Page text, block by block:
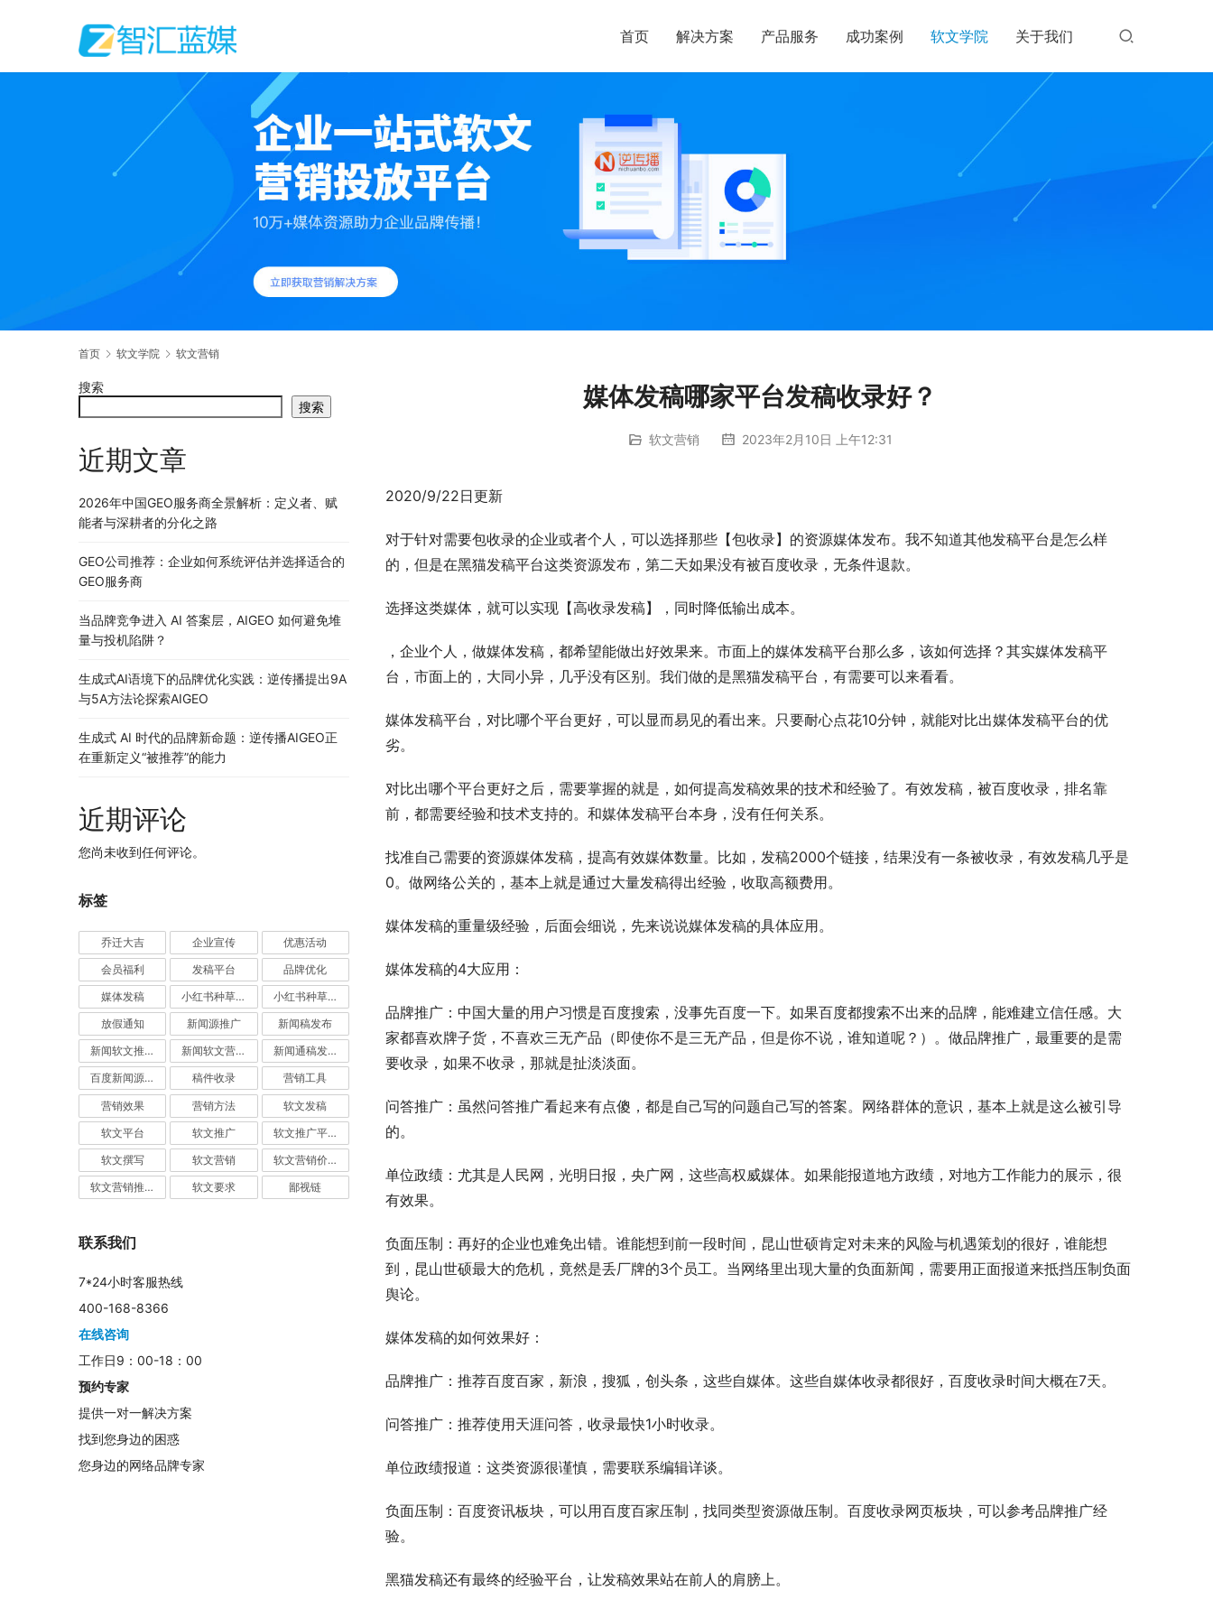
首页 解决方案 产品服务 成功案例 软文学院 关于我们
首页 软文学院 软文营销
媒体发稿哪家平台发稿收录好？
软文营销 2023年2月10日 上午12:31
2020/9/22日更新
对于针对需要包收录的企业或者个人，可以选择那些【包收录】的资源媒体发布。我不知道其他发稿平台是怎么样
的，但是在黑猫发稿平台这类资源发布，第二天如果没有被百度收录，无条件退款。
选择这类媒体，就可以实现【高收录发稿】，同时降低输出成本。
，企业个人，做媒体发稿，都希望能做出好效果来。市面上的媒体发稿平台那么多，该如何选择？其实媒体发稿平
台，市面上的，大同小异，几乎没有区别。我们做的是黑猫发稿平台，有需要可以来看看。
媒体发稿平台，对比哪个平台更好，可以显而易见的看出来。只要耐心点花10分钟，就能对比出媒体发稿平台的优
劣。
对比出哪个平台更好之后，需要掌握的就是，如何提高发稿效果的技术和经验了。有效发稿，被百度收录，排名靠
前，都需要经验和技术支持的。和媒体发稿平台本身，没有任何关系。
找准自己需要的资源媒体发稿，提高有效媒体数量。比如，发稿2000个链接，结果没有一条被收录，有效发稿几乎是
0。做网络公关的，基本上就是通过大量发稿得出经验，收取高额费用。
媒体发稿的重量级经验，后面会细说，先来说说媒体发稿的具体应用。
媒体发稿的4大应用：
品牌推广：中国大量的用户习惯是百度搜索，没事先百度一下。如果百度都搜索不出来的品牌，能难建立信任感。大
家都喜欢牌子货，不喜欢三无产品（即使你不是三无产品，但是你不说，谁知道呢？）。做品牌推广，最重要的是需
要收录，如果不收录，那就是扯淡淡面。
问答推广：虽然问答推广看起来有点傻，都是自己写的问题自己写的答案。网络群体的意识，基本上就是这么被引导
的。
单位政绩：尤其是人民网，光明日报，央广网，这些高权威媒体。如果能报道地方政绩，对地方工作能力的展示，很
有效果。
负面压制：再好的企业也难免出错。谁能想到前一段时间，昆山世硕肯定对未来的风险与机遇策划的很好，谁能想
到，昆山世硕最大的危机，竟然是丢厂牌的3个员工。当网络里出现大量的负面新闻，需要用正面报道来抵挡压制负面
舆论。
媒体发稿的如何效果好：
品牌推广：推荐百度百家，新浪，搜狐，创头条，这些自媒体。这些自媒体收录都很好，百度收录时间大概在7天。
问答推广：推荐使用天涯问答，收录最快1小时收录。
单位政绩报道：这类资源很谨慎，需要联系编辑详谈。
负面压制：百度资讯板块，可以用百度百家压制，找同类型资源做压制。百度收录网页板块，可以参考品牌推广经
验。
黑猫发稿还有最终的经验平台，让发稿效果站在前人的肩膀上。
搜索
搜索
近期文章
2026年中国GEO服务商全景解析：定义者、赋
能者与深耕者的分化之路
GEO公司推荐：企业如何系统评估并选择适合的
GEO服务商
当品牌竞争进入 AI 答案层，AIGEO 如何避免堆
量与投机陷阱？
生成式AI语境下的品牌优化实践：逆传播提出9A
与5A方法论探索AIGEO
生成式 AI 时代的品牌新命题：逆传播AIGEO正
在重新定义“被推荐”的能力
近期评论
您尚未收到任何评论。
标签
乔迁大吉 企业宣传 优惠活动
会员福利 发稿平台 品牌优化
媒体发稿 小红书种草推广 小红书种草营销
放假通知 新闻源推广 新闻稿发布
新闻软文推广发稿 新闻软文营销推广 新闻通稿发布推广
百度新闻源发布 稿件收录 营销工具
营销效果 营销方法 软文发稿
软文平台 软文推广 软文推广平台
软文撰写 软文营销 软文营销价值
软文营销推广 软文要求 鄙视链
联系我们
7*24小时客服热线
400-168-8366
在线咨询
工作日9：00-18：00
预约专家
提供一对一解决方案
找到您身边的困惑
您身边的网络品牌专家